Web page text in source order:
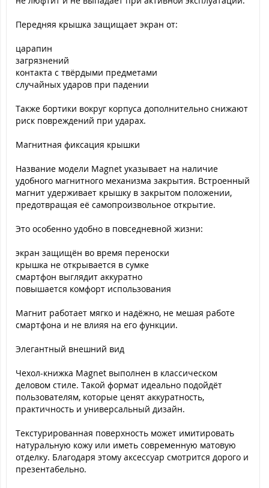
Передняя крышка защищает экран от:
царапин
загрязнений
контакта с твёрдыми предметами
случайных ударов при падении
Также бортики вокруг корпуса дополнительно снижают
риск повреждений при ударах.
Магнитная фиксация крышки
Название модели Magnet указывает на наличие
удобного магнитного механизма закрытия. Встроенный
магнит удерживает крышку в закрытом положении,
предотвращая её самопроизвольное открытие.
Это особенно удобно в повседневной жизни:
экран защищён во время переноски
крышка не открывается в сумке
смартфон выглядит аккуратно
повышается комфорт использования
Магнит работает мягко и надёжно, не мешая работе
смартфона и не влияя на его функции.
Элегантный внешний вид
Чехол-книжка Magnet выполнен в классическом
деловом стиле. Такой формат идеально подойдёт
пользователям, которые ценят аккуратность,
практичность и универсальный дизайн.
Текстурированная поверхность может имитировать
натуральную кожу или иметь современную матовую
отделку. Благодаря этому аксессуар смотрится дорого и
презентабельно.